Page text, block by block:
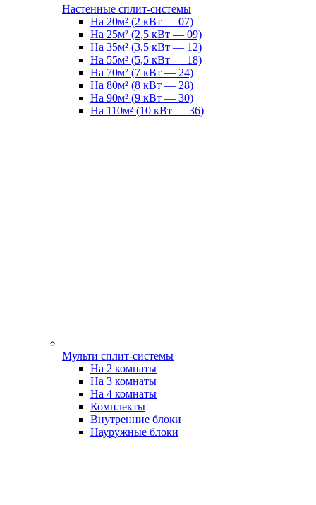
Настенные сплит-системы
На 20м² (2 кВт — 07)
На 25м² (2,5 кВт — 09)
На 35м² (3,5 кВт — 12)
На 55м² (5,5 кВт — 18)
На 70м² (7 кВт — 24)
На 80м² (8 кВт — 28)
На 90м² (9 кВт — 30)
На 110м² (10 кВт — 36)
Мульти сплит-системы
На 2 комнаты
На 3 комнаты
На 4 комнаты
Комплекты
Внутренние блоки
Науружные блоки